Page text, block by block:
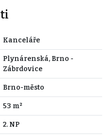
Kanceláře
Plynárenská, Brno -
Zábrdovice
Brno-město
53 m²
2. NP